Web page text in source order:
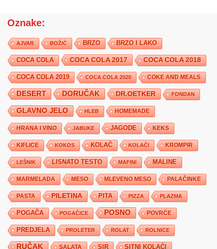
Oznake:
AJVAR BOŽIĆ BRZO BRZO I LAKO
COCA COLA COCA COLA 2017 COCA COLA 2018
COCA COLA 2019 COCA COLA 2020 COKE AND MEALS
DESERT DORUČAK DR.OETKER FONDAN
GLAVNO JELO HLEB HOMEMADE
HRANA I VINO JABUKE JAGODE KEKS
KIFLICE KOKOS KOLAČ KOLAČI KROMPIR
LEŠNIK LISNATO TESTO MAFINI MALINE
MARMELADA MESO MLEVENO MESO PALAČINKE
PASTA PILETINA PITA PIZZA PLAZMA
POGAČA POGAČICE POSNO POVRĆE
PREDJELA PROLETER ROLAT ROLNICE
RUČAK SALATA SIR SITNI KOLAČI